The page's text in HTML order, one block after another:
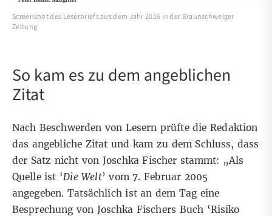
Screenshot des Leserbriefs aus dem Jahr 2016 in der Braunschweiger
Zeitung
So kam es zu dem angeblichen
Zitat
Nach Beschwerden von Lesern prüfte die Redaktion
das angebliche Zitat und kam zu dem Schluss, dass
der Satz nicht von Joschka Fischer stammt: „Als
Quelle ist ‘Die Welt’ vom 7. Februar 2005
angegeben. Tatsächlich ist an dem Tag eine
Besprechung von Joschka Fischers Buch ‘Risiko